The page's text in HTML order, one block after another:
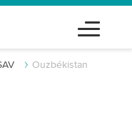
Ouzbékistan